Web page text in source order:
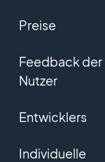
Preise
Feedback der
Nutzer
Entwicklers
Individuelle